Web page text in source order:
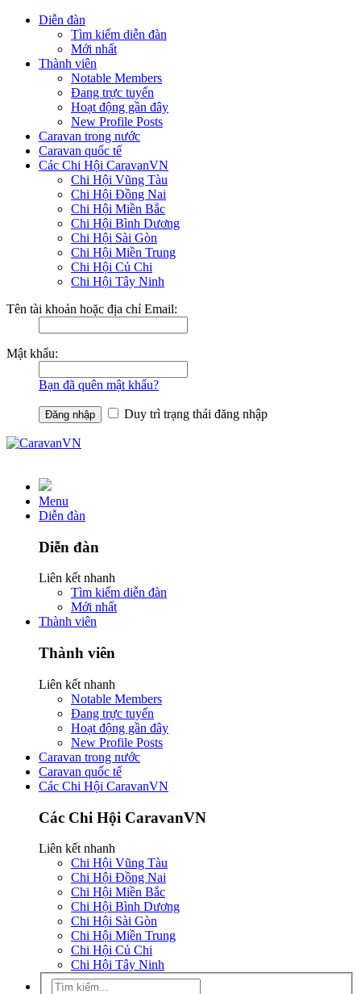
Diễn đàn
Tìm kiếm diễn đàn
Mới nhất
Thành viên
Notable Members
Đang trực tuyến
Hoạt động gần đây
New Profile Posts
Caravan trong nước
Caravan quốc tế
Các Chi Hội CaravanVN
Chi Hội Vũng Tàu
Chi Hội Đồng Nai
Chi Hội Miền Bắc
Chi Hội Bình Dương
Chi Hội Sài Gòn
Chi Hội Miền Trung
Chi Hội Củ Chi
Chi Hội Tây Ninh
Tên tài khoản hoặc địa chỉ Email:
Mật khẩu:
Bạn đã quên mật khẩu?
Duy trì trạng thái đăng nhập
Menu
Diễn đàn
Diễn đàn
Liên kết nhanh
Tìm kiếm diễn đàn
Mới nhất
Thành viên
Thành viên
Liên kết nhanh
Notable Members
Đang trực tuyến
Hoạt động gần đây
New Profile Posts
Caravan trong nước
Caravan quốc tế
Các Chi Hội CaravanVN
Các Chi Hội CaravanVN
Liên kết nhanh
Chi Hội Vũng Tàu
Chi Hội Đồng Nai
Chi Hội Miền Bắc
Chi Hội Bình Dương
Chi Hội Sài Gòn
Chi Hội Miền Trung
Chi Hội Củ Chi
Chi Hội Tây Ninh